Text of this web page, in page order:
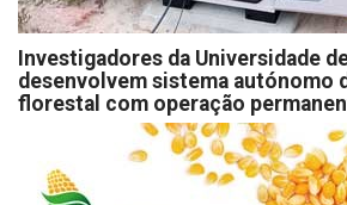
Investigadores da Universidade
desenvolvem sistema autónomo
florestal com operação